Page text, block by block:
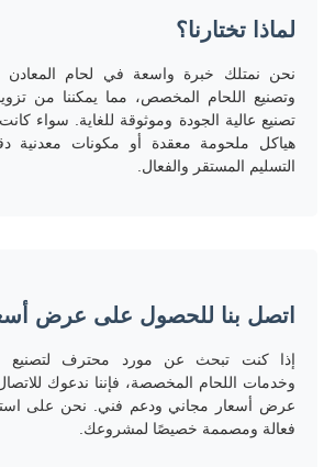
لماذا تختارنا؟
نحن نمتلك خبرة واسعة في لحام
وتصنيع اللحام المخصص، مما يمكننا من
تصنيع عالية الجودة وموثوقة للغاية. سواء
هياكل ملحومة معقدة أو مكونات معدنية
التسليم المستقر والفعال.
اتصل بنا للحصول على عرض
إذا كنت تبحث عن مورد محترف لتصنيع
وخدمات اللحام المخصصة، فإننا ندعوك
عرض أسعار مجاني ودعم فني. نحن على
فعالة ومصممة خصيصًا لمشروعك.